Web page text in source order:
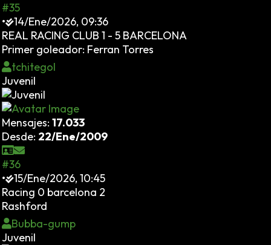
#35
•
14/Ene/2026, 09:36
REAL RACING CLUB 1 - 5 BARCELONA
Primer goleador: Ferran Torres
tchitegol
Juvenil
Mensajes: 17.033
Desde: 22/Ene/2009
#36
•
15/Ene/2026, 10:45
Racing 0 barcelona 2
Rashford
Bubba-gump
Juvenil